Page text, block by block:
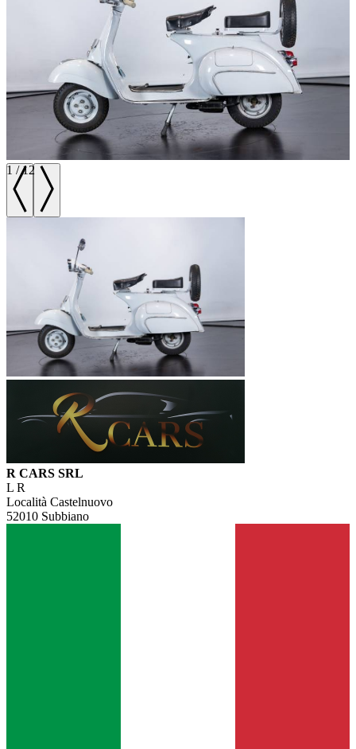
1 /12
R CARS SRL
L R
Località Castelnuovo
52010 Subbiano